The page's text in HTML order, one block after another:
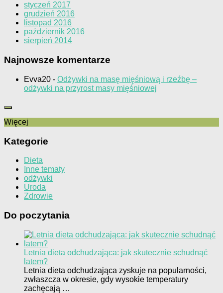
styczeń 2017
grudzień 2016
listopad 2016
październik 2016
sierpień 2014
Najnowsze komentarze
Evva20 - Odżywki na masę mięśniową i rzeźbę –
odżywki na przyrost masy mięśniowej
Więcej
Kategorie
Dieta
Inne tematy
odżywki
Uroda
Zdrowie
Do poczytania
Letnia dieta odchudzająca: jak skutecznie schudnąć
latem?
Letnia dieta odchudzająca zyskuje na popularności,
zwłaszcza w okresie, gdy wysokie temperatury
zachęcają …